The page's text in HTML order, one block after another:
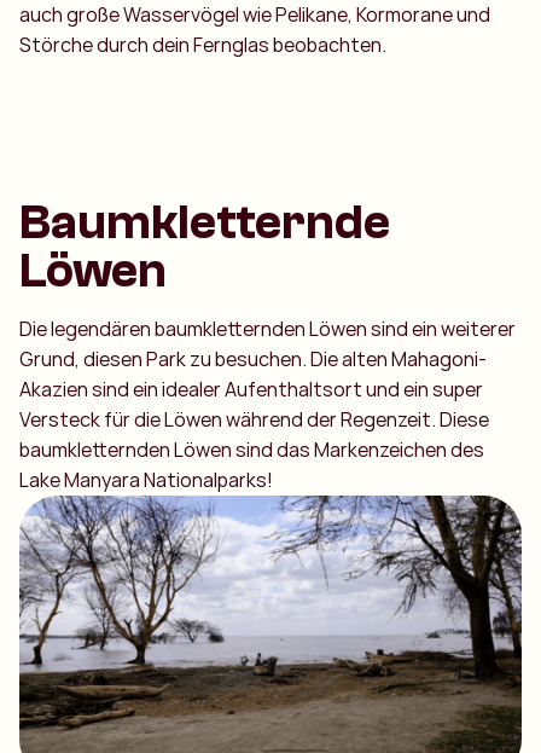
auch große Wasservögel wie Pelikane, Kormorane und
Störche durch dein Fernglas beobachten.
Baumkletternde
Löwen
Die legendären baumkletternden Löwen sind ein weiterer
Grund, diesen Park zu besuchen. Die alten Mahagoni-
Akazien sind ein idealer Aufenthaltsort und ein super
Versteck für die Löwen während der Regenzeit. Diese
baumkletternden Löwen sind das Markenzeichen des
Lake Manyara Nationalparks!